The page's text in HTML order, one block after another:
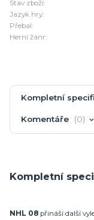
Stav zboží:
Jazyk hry:
Přebal:
Herní žánr:
Kompletní
Komentáře 0
Kompletní
NHL 08 přináší další